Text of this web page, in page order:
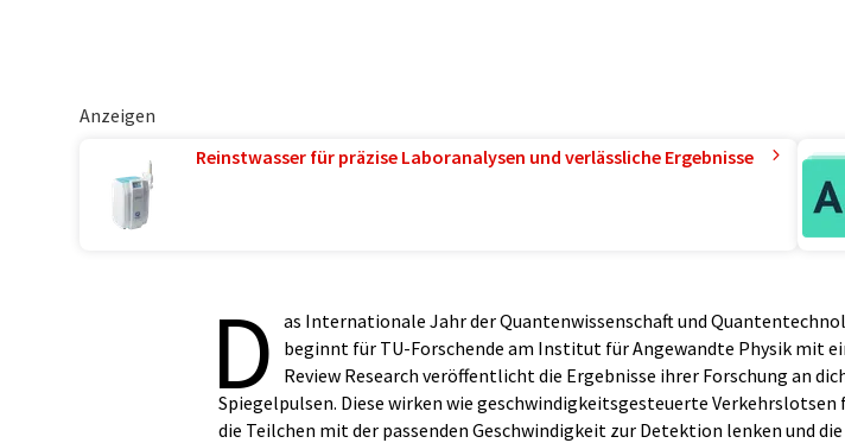
Anzeigen
Reinstwasser für präzise Laboranalysen und verlässliche Ergebnisse
D as Internationale Jahr der Quantenwissenschaft und
beginnt für TU-Forschende am Institut für Angewandte Physik mit
Review Research veröffentlicht die Ergebnisse ihrer Forschung an
Spiegelpulsen. Diese wirken wie geschwindigkeitsgesteuerte Verkehrslotsen
die Teilchen mit der passenden Geschwindigkeit zur Detektion lenken und